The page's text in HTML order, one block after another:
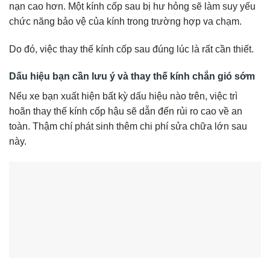
nạn cao hơn. Một kính cốp sau bị hư hỏng sẽ làm suy yếu
chức năng bảo vệ của kính trong trường hợp va chạm.
Do đó, việc thay thế kính cốp sau đúng lúc là rất cần thiết.
Dấu hiệu bạn cần lưu ý và thay thế kính chắn gió sớm
Nếu xe bạn xuất hiện bất kỳ dấu hiệu nào trên, việc trì
hoãn thay thế kính cốp hậu sẽ dẫn đến rủi ro cao về an
toàn. Thậm chí phát sinh thêm chi phí sửa chữa lớn sau
này.